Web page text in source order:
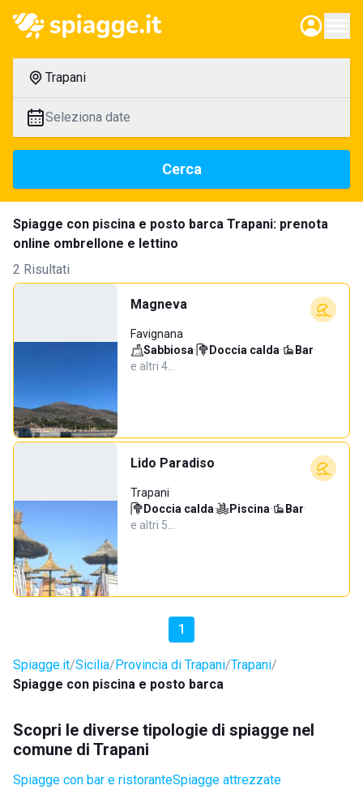
Trapani
Seleziona date
Cerca
Spiagge con piscina e posto barca Trapani: prenota
online ombrellone e lettino
2 Risultati
Magneva
Favignana
Sabbiosa· Doccia calda· Bar·
e altri 4…
Lido Paradiso
Trapani
Doccia calda· Piscina· Bar·
e altri 5…
1
Spiagge.it Sicilia Provincia di Trapani Trapani
Spiagge con piscina e posto barca
Scopri le diverse tipologie di spiagge nel
comune di Trapani
Spiagge con bar e ristoranteSpiagge attrezzate